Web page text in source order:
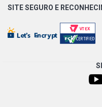
SITE SEGURO E